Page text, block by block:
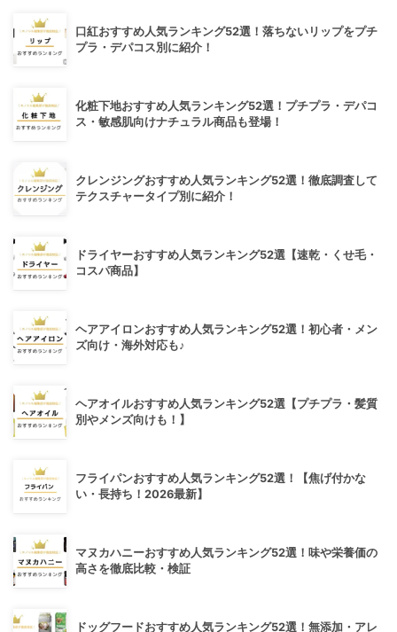
口紅おすすめ人気ランキング52選！落ちないリップをプチ
プラ・デパコス別に紹介！
化粧下地おすすめ人気ランキング52選！プチプラ・デパコ
ス・敏感肌向けナチュラル商品も登場！
クレンジングおすすめ人気ランキング52選！徹底調査して
テクスチャータイプ別に紹介！
ドライヤーおすすめ人気ランキング52選【速乾・くせ毛・
コスパ商品】
ヘアアイロンおすすめ人気ランキング52選！初心者・メン
ズ向け・海外対応も♪
ヘアオイルおすすめ人気ランキング52選【プチプラ・髪質
別やメンズ向けも！】
フライパンおすすめ人気ランキング52選！【焦げ付かな
い・長持ち！2026最新】
マヌカハニーおすすめ人気ランキング52選！味や栄養価の
高さを徹底比較・検証
ドッグフードおすすめ人気ランキング52選！無添加・アレ